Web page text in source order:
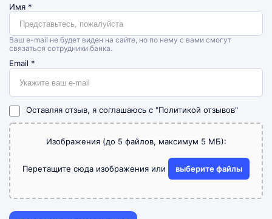
Имя *
Ваш e-mail не будет виден на сайте, но по нему с вами смогут
связаться сотрудники банка.
Email *
Оставляя отзыв, я соглашаюсь с "Политикой отзывов"
Изображения (до 5 файлов, максимум 5 МБ):
Перетащите сюда изображения или выберите файлы